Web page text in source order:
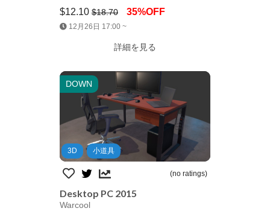
$12.10 $18.70 35%OFF
12月26日 17:00 ~
詳細を見る
DOWN
Jump AssetStore
3D 小道具
(no ratings)
Desktop PC 2015
Warcool